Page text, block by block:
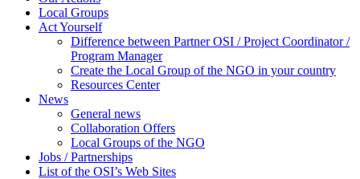
Local Groups
Act Yourself
Difference between Partner OSI / Project Coordinator /
Program Manager
Create the Local Group of the NGO in your country
Resources Center
News
General news
Collaboration Offers
Local Groups of the NGO
Jobs / Partnerships
List of the OSI’s Web Sites